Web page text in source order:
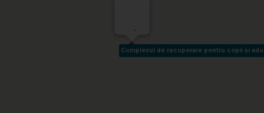
Complexul de recuperare pentru copii și
Complexul de recuperare pentru copii și
-